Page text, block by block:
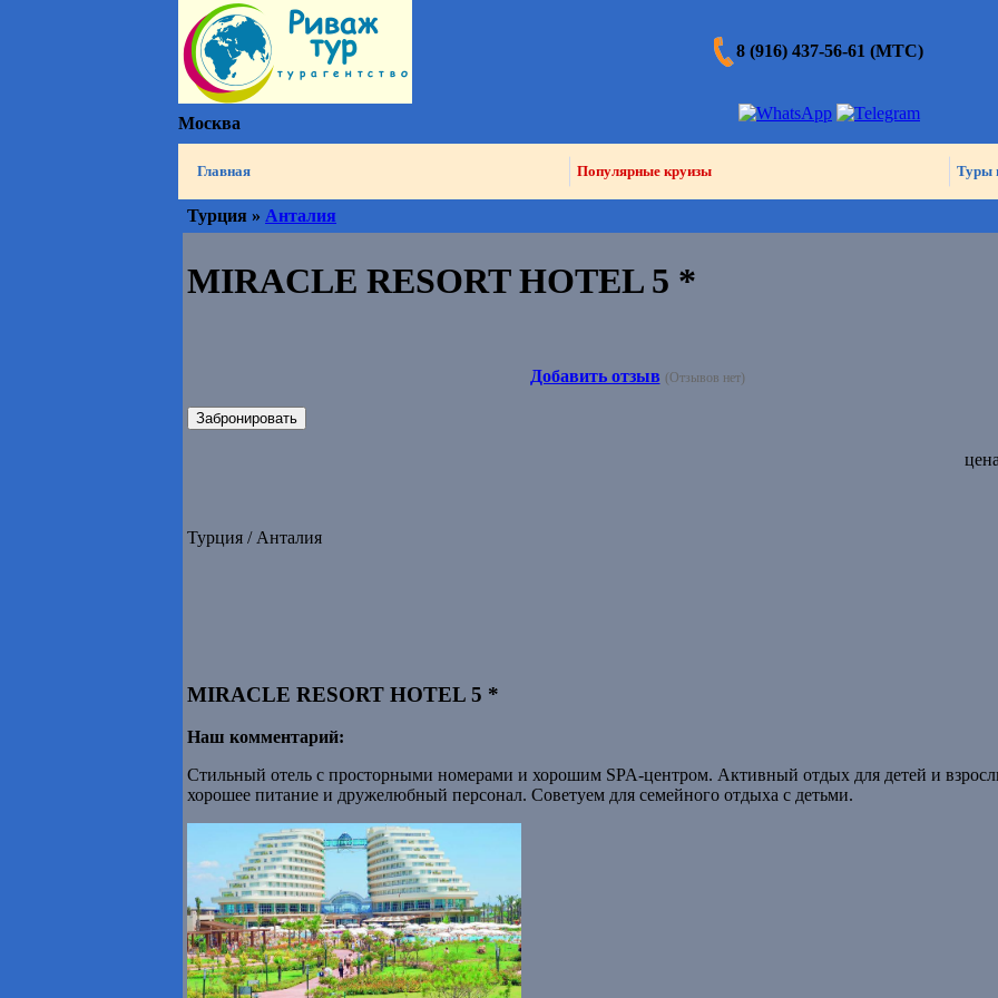
8 (916) 437-56-61 (МТС)
Москва
Главная Популярные круизы Туры
Турция » Анталия
MIRACLE RESORT HOTEL 5 *
Добавить отзыв (Отзывов нет)
Забронировать
Турция / Анталия
MIRACLE RESORT HOTEL 5 *
Наш комментарий:
Стильный отель с просторными номерами и хорошим SPA-центром. Активный отдых для детей и
хорошее питание и дружелюбный персонал. Советуем для семейного отдыха с детьми.